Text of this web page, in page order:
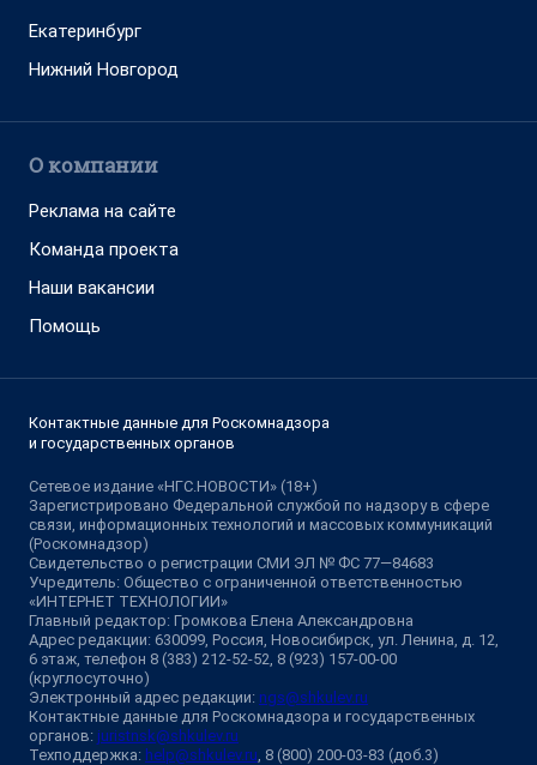
Екатеринбург
Нижний Новгород
О компании
Реклама на сайте
Команда проекта
Наши вакансии
Помощь
Контактные данные для Роскомнадзора
и государственных органов
Сетевое издание «НГС.НОВОСТИ» (18+)
Зарегистрировано Федеральной службой по надзору в сфере
связи, информационных технологий и массовых коммуникаций
(Роскомнадзор)
Свидетельство о регистрации СМИ ЭЛ № ФС 77—84683
Учредитель: Общество с ограниченной ответственностью
«ИНТЕРНЕТ ТЕХНОЛОГИИ»
Главный редактор: Громкова Елена Александровна
Адрес редакции: 630099, Россия, Новосибирск, ул. Ленина, д. 12,
6 этаж, телефон 8 (383) 212-52-52, 8 (923) 157-00-00
(круглосуточно)
Электронный адрес редакции: ngs@shkulev.ru
Контактные данные для Роскомнадзора и государственных
органов: juristnsk@shkulev.ru
Техподдержка: help@shkulev.ru , 8 (800) 200-03-83 (доб.3)